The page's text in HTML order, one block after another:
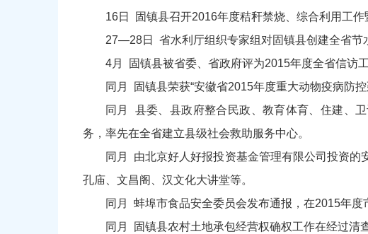
16日 固镇县召开2016年度秸秆禁烧、综合利用工作
27—28日 省水利厅组织专家组对固镇县创建全省节
4月 固镇县被省委、省政府评为2015年度全省信访
同月 固镇县荣获“安徽省2015年度重大动物疫病防控
同月 县委、县政府整合民政、教育体育、住建、
务，率先在全省建立县级社会救助服务中心。
同月 由北京好人好报投资基金管理有限公司投资
孔庙、文昌阁、汉文化大讲堂等。
同月 蚌埠市食品安全委员会发布通报，在2015年度
同月 固镇县农村土地承包经营权确权工作在经过清